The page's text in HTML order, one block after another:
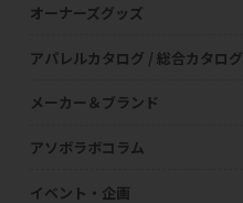
オーナーズグッズ
アパレルカタログ / 総合カタログ
メーカー＆ブランド
アソボラボコラム
イベント・企画